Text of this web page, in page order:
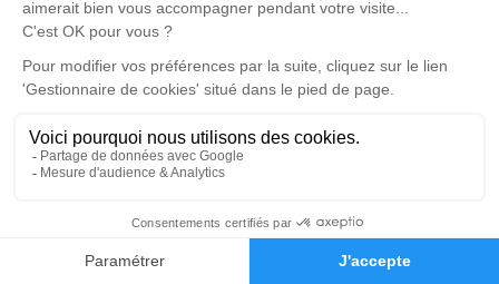
Faire-part Hommages
Un service de plantation d’arbre hommage est
disponible ici .
jeudi 16 octobre 2025 à 10h30
Église Monclar de Quercy-Assomption de
Monclar-de-Quercy